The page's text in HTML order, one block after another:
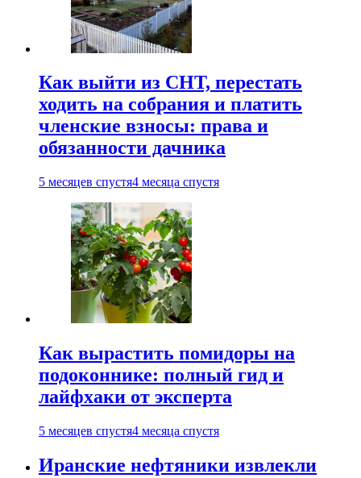
Как выйти из СНТ, перестать
ходить на собрания и платить
членские взносы: права и
обязанности дачника
5 месяцев спустя4 месяца спустя
Как вырастить помидоры на
подоконнике: полный гид и
лайфхаки от эксперта
5 месяцев спустя4 месяца спустя
Иранские нефтяники извлекли